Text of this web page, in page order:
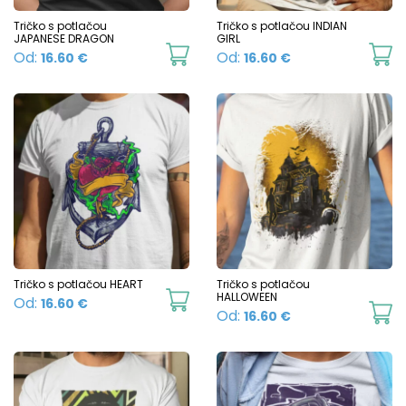
chosen
page
Tričko s potlačou
JAPANESE DRAGON
Od: 16.60 €
This
has
multiple
variants.
The
options
may
be
chosen
product
page
Tričko s potlačou INDIAN
GIRL
Od: 16.60 €
Tričko s potlačou HEART
Od: 16.60 €
This
product
has
multiple
variants.
Tričko s potlačou
HALLOWEEN
Od: 16.60 €